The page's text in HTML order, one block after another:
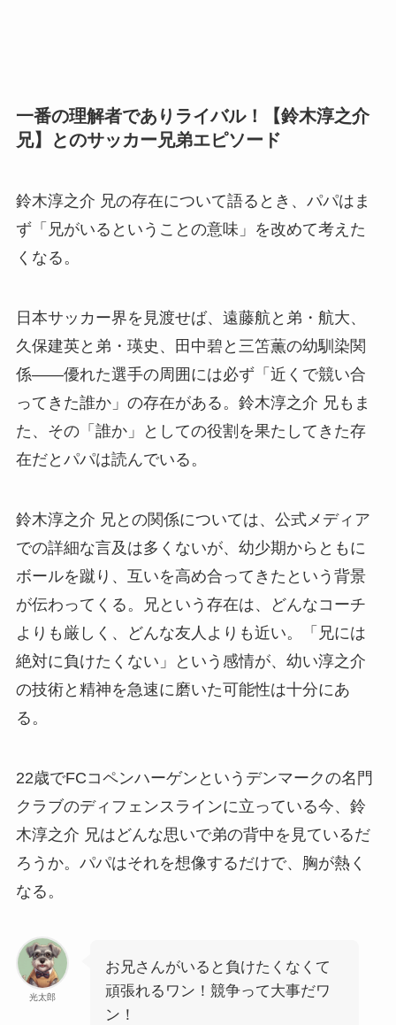
一番の理解者でありライバル！【鈴木淳之介
兄】とのサッカー兄弟エピソード
鈴木淳之介 兄の存在について語るとき、パパはま
ず「兄がいるということの意味」を改めて考えた
くなる。
日本サッカー界を見渡せば、遠藤航と弟・航大、
久保建英と弟・瑛史、田中碧と三笘薫の幼馴染関
係——優れた選手の周囲には必ず「近くで競い合
ってきた誰か」の存在がある。鈴木淳之介 兄もま
た、その「誰か」としての役割を果たしてきた存
在だとパパは読んでいる。
鈴木淳之介 兄との関係については、公式メディア
での詳細な言及は多くないが、幼少期からともに
ボールを蹴り、互いを高め合ってきたという背景
が伝わってくる。兄という存在は、どんなコーチ
よりも厳しく、どんな友人よりも近い。「兄には
絶対に負けたくない」という感情が、幼い淳之介
の技術と精神を急速に磨いた可能性は十分にあ
る。
22歳でFCコペンハーゲンというデンマークの名門
クラブのディフェンスラインに立っている今、鈴
木淳之介 兄はどんな思いで弟の背中を見ているだ
ろうか。パパはそれを想像するだけで、胸が熱く
なる。
光太郎
お兄さんがいると負けたくなくて
頑張れるワン！競争って大事だワ
ン！